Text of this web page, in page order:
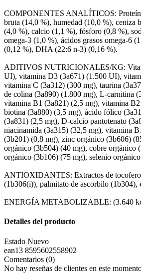
COMPONENTES ANALÍTICOS:
bruta (14,0 %), humedad (10,0 %), ceniza
(4,0 %), calcio (1,1 %), fósforo (0,8 %),
omega-3 (1,0 %), ácidos grasos omega-6
(0,12 %), DHA (22:6 n-3) (0,16 %).
ADITIVOS NUTRICIONALES/KG:
UI), vitamina D3 (3a671) (1.500 UI),
vitamina C (3a312) (300 mg), taurina
de colina (3a890) (1.800 mg), L-carnitina
vitamina B1 (3a821) (2,5 mg), vitamina
biotina (3a880) (3,5 mg), ácido fólico
(3a831) (2,5 mg), D-calcio pantotenato
niacinamida (3a315) (32,5 mg), vitamina
(3b201) (0,8 mg), zinc orgánico (3b606)
orgánico (3b504) (40 mg), cobre orgánico
orgánico (3b106) (75 mg), selenio
ANTIOXIDANTES: Extractos de
(1b306(i)), palmitato de ascorbilo (1b304),
ENERGÍA METABOLIZABLE: (3.640
Detalles del producto
Estado Nuevo
ean13 8595602558902
Comentarios (0)
No hay reseñas de clientes en este